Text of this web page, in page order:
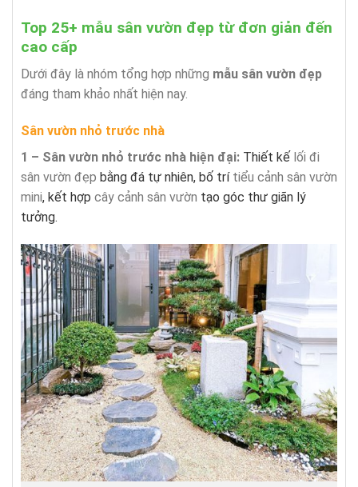
Top 25+ mẫu sân vườn đẹp từ đơn giản đến
cao cấp
Dưới đây là nhóm tổng hợp những mẫu sân vườn đẹp
đáng tham khảo nhất hiện nay.
Sân vườn nhỏ trước nhà
1 – Sân vườn nhỏ trước nhà hiện đại: Thiết kế lối đi
sân vườn đẹp bằng đá tự nhiên, bố trí tiểu cảnh sân vườn
mini, kết hợp cây cảnh sân vườn tạo góc thư giãn lý
tưởng.